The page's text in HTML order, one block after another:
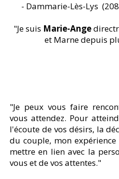
- Dammarie-Lès-Lys
"Je suis Marie-Ange
et Marne depuis
"Je peux vous faire
vous attendez. Pour
l'écoute de vos désirs, la
du couple, mon
mettre en lien avec la
vous et de vos attentes."